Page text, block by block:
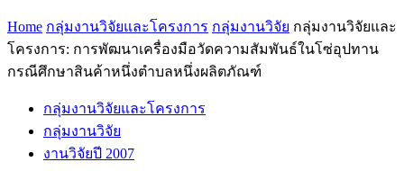
Home กลุ่มงานวิจัยและโครงการ กลุ่มงานวิจัย กลุ่มงานวิจัยและ
โครงการ: การพัฒนาเครื่องมือวัดความสัมพันธ์ในโซ่อุปทาน
กรณีศึกษาสินค้าหนึ่งตำบลหนึ่งผลิตภัณฑ์
กลุ่มงานวิจัยและโครงการ
กลุ่มงานวิจัย
งานวิจัยปี 2007